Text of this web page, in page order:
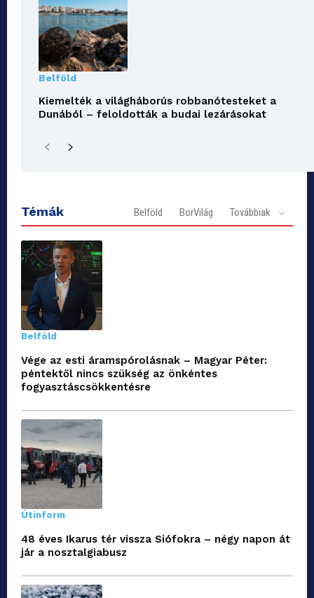
Belföld
Kiemelték a világháborús robbanótesteket a
Dunából – feloldották a budai lezárásokat
Témák Belföld BorVilág Továbbiak
Belföld
Vége az esti áramspórolásnak – Magyar Péter:
péntektől nincs szükség az önkéntes
fogyasztáscsökkentésre
Útinform
48 éves Ikarus tér vissza Siófokra – négy napon át
jár a nosztalgiabusz